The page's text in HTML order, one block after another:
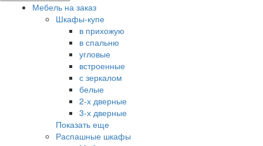
Мебель на заказ
Шкафы-купе
в прихожую
в спальню
угловые
встроенные
с зеркалом
белые
2-х дверные
3-х дверные
Показать еще
Распашные шкафы